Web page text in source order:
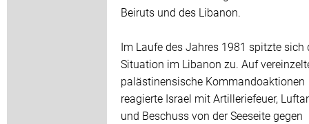
Beiruts und des Libanon.
Im Laufe des Jahres 1981 spitzte sich
Situation im Libanon zu. Auf
palästinensische Kommandoaktionen
reagierte Israel mit Artilleriefeuer,
und Beschuss von der Seeseite gegen